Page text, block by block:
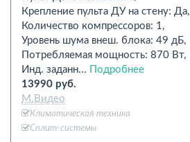
Крепление пульта ДУ на стену: Да,
Количество компрессоров: 1,
Уровень шума внеш. блока: 49 дБ,
Потребляемая мощность: 870 Вт,
Инд. заданн...
Подробнее
13990 руб.
М.Видео
Климатическая техника
Сплит-системы